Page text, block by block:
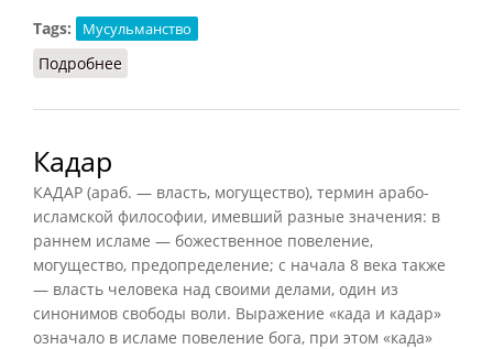
Tags:
Мусульманство
Подробнее
Кадар
КАДАР (араб. — власть, могущество), термин арабо-
исламской философии, имевший разные значения: в
раннем исламе — божественное повеление,
могущество, предопределение; с начала 8 века также
— власть человека над своими делами, один из
синонимов свободы воли. Выражение «када и кадар»
означало в исламе повеление бога, при этом «када»